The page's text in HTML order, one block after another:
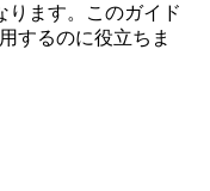
ります。このガイド
するのに役立ちま